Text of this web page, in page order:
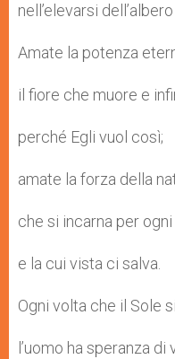
nell’elevarsi
Amate la potenza
il fiore che muore e
perché Egli vuol così;
amate la forza della
che si incarna per
e la cui vista ci salva.
Ogni volta che il Sole
l’uomo ha speranza di